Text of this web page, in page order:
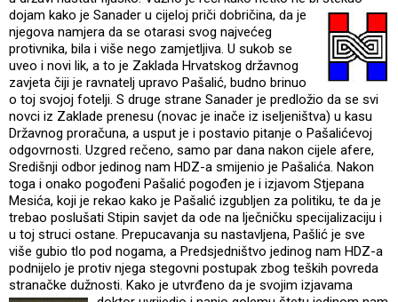
dojam kako je Sanader u cijeloj priči dobričina, da je
njegova namjera da se otarasi svog najvećeg
protivnika, bila i više nego zamjetljiva. U sukob se
uveo i novi lik, a to je Zaklada Hrvatskog državnog
zavjeta čiji je ravnatelj upravo Pašalić, budno brinuo
o toj svojoj fotelji. S druge strane Sanader je predložio da se svi
novci iz Zaklade prenesu (novac je inače iz iseljeništva) u kasu
Državnog proračuna, a usput je i postavio pitanje o Pašalićevoj
odgovrnosti. Uzgred rečeno, samo par dana nakon cijele afere,
Središnji odbor jedinog nam HDZ-a smijenio je Pašalića. Nakon
toga i onako pogođeni Pašalić pogođen je i izjavom Stjepana
Mesića, koji je rekao kako je Pašalić izgubljen za politiku, te da je
trebao poslušati Stipin savjet da ode na lječničku specijalizaciju i
u toj struci ostane. Prepucavanja su nastavljena, Pašlić je sve
više gubio tlo pod nogama, a Predsjedništvo jedinog nam HDZ-a
podnijelo je protiv njega stegovni postupak zbog teških povreda
stranačke dužnosti. Kako je utvrđeno da je svojim izjavama